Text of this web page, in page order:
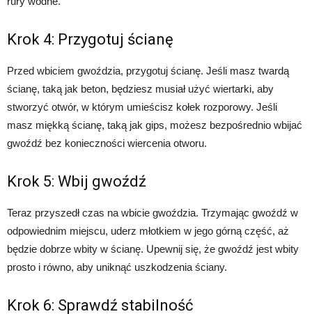
Krok 4: Przygotuj ścianę
Przed wbiciem gwoździa, przygotuj ścianę. Jeśli masz twardą
ścianę, taką jak beton, będziesz musiał użyć wiertarki, aby
stworzyć otwór, w którym umieścisz kołek rozporowy. Jeśli
masz miękką ścianę, taką jak gips, możesz bezpośrednio wbijać
gwoźdź bez konieczności wiercenia otworu.
Krok 5: Wbij gwoźdź
Teraz przyszedł czas na wbicie gwoździa. Trzymając gwoźdź w
odpowiednim miejscu, uderz młotkiem w jego górną część, aż
będzie dobrze wbity w ścianę. Upewnij się, że gwoźdź jest wbity
prosto i równo, aby uniknąć uszkodzenia ściany.
Krok 6: Sprawdź stabilność